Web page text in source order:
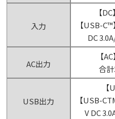
入力
【
【USB-
DC
AC出力
【
合
USB出力
【USB-
V DC